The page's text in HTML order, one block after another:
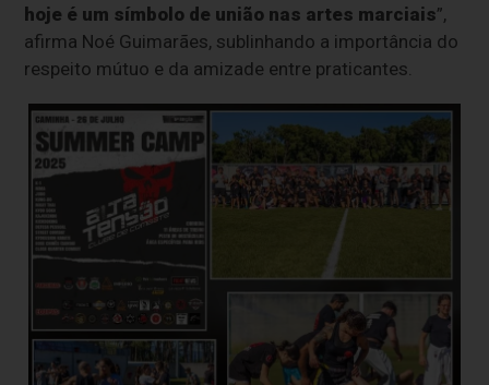
hoje é um símbolo de união nas artes marciais”,
afirma Noé Guimarães, sublinhando a importância do
respeito mútuo e da amizade entre praticantes.